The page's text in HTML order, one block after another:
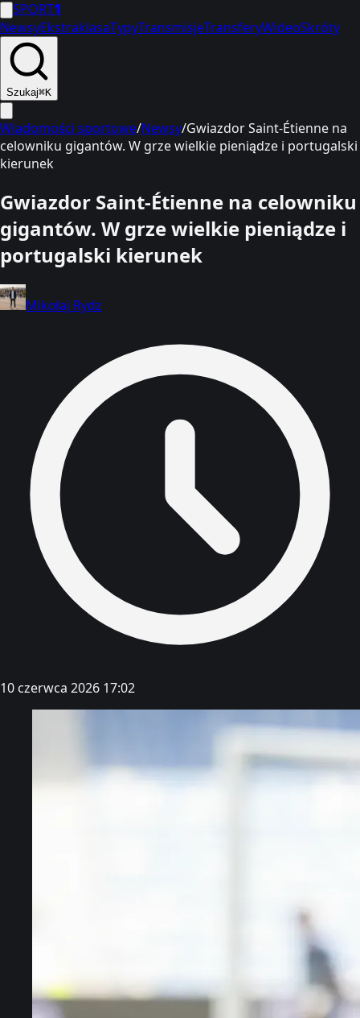
SPORT1
NewsyEkstraklasaTypyTransmisjeTransferyWideoSkróty
Szukaj⌘K
Wiadomości sportowe/Newsy/Gwiazdor Saint-Étienne na
celowniku gigantów. W grze wielkie pieniądze i portugalski
kierunek
Gwiazdor Saint-Étienne na celowniku
gigantów. W grze wielkie pieniądze i
portugalski kierunek
Mikołaj Rydz
10 czerwca 2026 17:02